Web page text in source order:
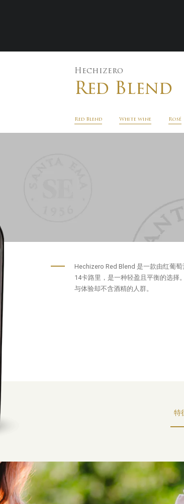
Hechizero
Red Blend
Red Blend White wine Rosé
Hechizero Red Blend 是一款由红葡
14卡路里，是一种轻盈且平衡的选择
与体验却不含酒精的人群。
特